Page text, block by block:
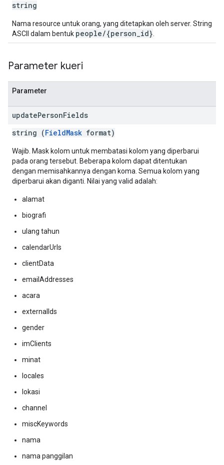
string
Nama resource untuk orang, yang ditetapkan oleh server. String
ASCII dalam bentuk people/{person_id}
Parameter kueri
Parameter
updatePersonFields
string (FieldMask format)
Wajib. Mask kolom untuk membatasi kolom yang diperbarui
pada orang tersebut. Beberapa kolom dapat ditentukan
dengan memisahkannya dengan koma. Semua kolom yang
diperbarui akan diganti. Nilai yang valid adalah:
alamat
biografi
ulang tahun
calendarUrls
clientData
emailAddresses
acara
externalIds
gender
imClients
minat
locales
lokasi
channel
miscKeywords
nama
nama panggilan